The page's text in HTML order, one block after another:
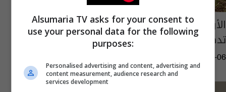
الأردن يترشح لجائزة أفضل السياسات لمجابهة
تدهور الأراضي في العالم
07:39 | 2017-08-06
Alsumaria TV asks for your consent to
use your personal data for the following
purposes:
Personalised advertising and content, advertising and
content measurement, audience research and
services development